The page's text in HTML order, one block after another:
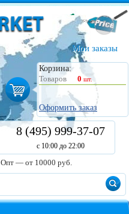
Мои заказы
Корзина:
Товаров
0 шт.
Оформить заказ
8 (495) 999-37-07
с 10:00 до 22:00
Опт — от 10000 руб.